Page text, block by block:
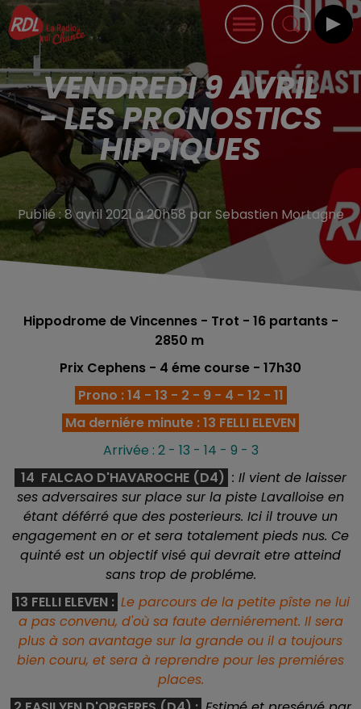
VENDREDI 9 AVRIL
- LES PRONOSTICS
HIPPIQUES
Publié : 8 avril 2021 à 20h58 par Sebastien Mortagne
Hippodrome de Vincennes - Trot - 16 partants -
2850 m
Prix Cephens - 4 éme course - 17h30
Prono : 14 - 13 - 2 - 9 - 4 - 12 - 11
Ma derniére minute : 13 FELLI ELEVEN
Arrivée : 2 - 13 - 14 - 9 - 3
14 FALCAO D'HAVAROCHE (D4) : Il vient de laisser
ses adversaires sur place sur la piste Lavalloise en
étant déférré que des posterieurs. Ici il trouve un
engagement en or et sera totalement pieds nus. Ce
quinté est un objectif visé qui devrait etre atteind
sans trop de probléme.
13 FELLI ELEVEN : Le parcours de la petite pîste ne lui
a pas convenu, d'où sa faute derniérement. Il sera
plus à son avantage sur la grande ou il a toujours
bien couru, et sera à reprendre pour les premiéres
places.